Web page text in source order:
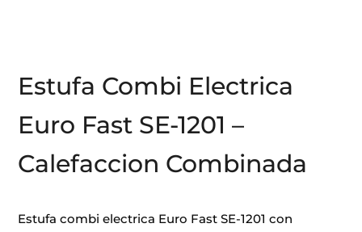
Estufa Combi Electrica
Euro Fast SE-1201 –
Calefaccion Combinada
Estufa combi electrica Euro Fast SE-1201 con